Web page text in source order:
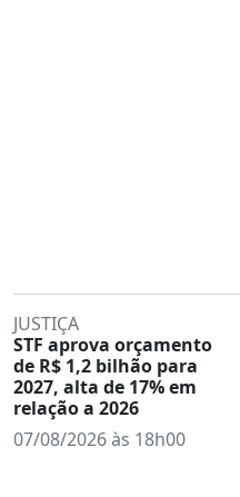
JUSTIÇA
STF aprova orçamento
de R$ 1,2 bilhão para
2027, alta de 17% em
relação a 2026
07/08/2026 às 18h00